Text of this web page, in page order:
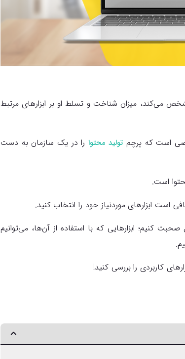
می‌کند، میزان شناخت و تسلط او بر ابزارهای مرتبط
است که پرچم تولید محتوا را در یک سازمان به دست
است.
است ابزارهای موردنیاز خود را انتخاب کنید.
ابزار مختلف مفصل صحبت کنیم؛ ابزارهایی که با استفاده از آن‌ها، می‌توانیم
کاربردی را بررسی کنید!